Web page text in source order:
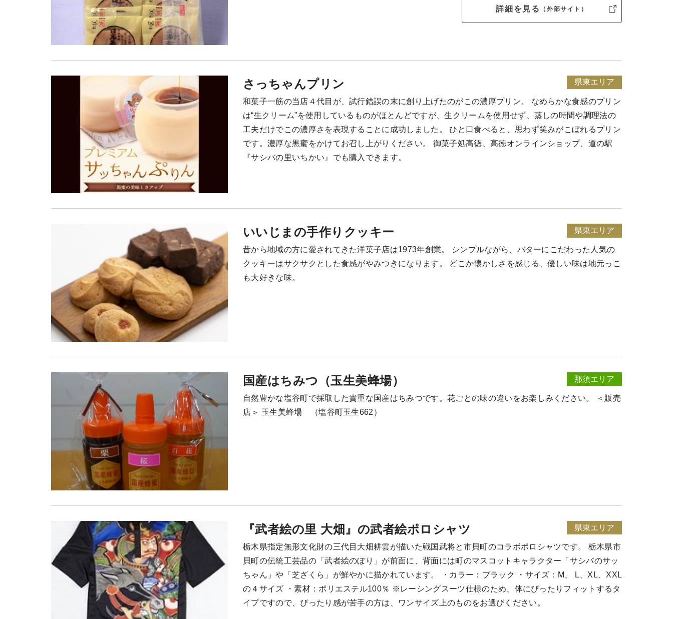
詳細を見る （外部サイト）
さっちゃんプリン 県東エリア
和菓子一筋の当店４代目が、試行錯誤の末に創り上げたのがこの濃厚プリン。 なめらかな食感のプリン
は“生クリーム”を使用しているものがほとんどですが、生クリームを使用せず、蒸しの時間や調理法の
工夫だけでこの濃厚さを表現することに成功しました。 ひと口食べると、思わず笑みがこぼれるプリン
です。濃厚な黒蜜をかけてお召し上がりください。 御菓子処高徳、高徳オンラインショップ、道の駅
『サシバの里いちかい』でも購入できます。
いいじまの手作りクッキー 県東エリア
昔から地域の方に愛されてきた洋菓子店は1973年創業。 シンプルながら、バターにこだわった人気の
クッキーはサクサクとした食感がやみつきになります。 どこか懐かしさを感じる、優しい味は地元っこ
も大好きな味。
国産はちみつ（玉生美蜂場） 那須エリア
自然豊かな塩谷町で採取した貴重な国産はちみつです。花ごとの味の違いをお楽しみください。 ＜販売
店＞ 玉生美蜂場 （塩谷町玉生662）
『武者絵の里 大畑』の武者絵ポロシャツ 県東エリア
栃木県指定無形文化財の三代目大畑耕雲が描いた戦国武将と市貝町のコラボポロシャツです。 栃木県市
貝町の伝統工芸品の「武者絵のぼり」が前面に、背面には町のマスコットキャラクター「サシバのサッ
ちゃん」や「芝ざくら」が鮮やかに描かれています。 ・カラー：ブラック ・サイズ：M、 L、XL、XXL
の４サイズ ・素材：ポリエステル100％ ※レーシングスーツ仕様のため、体にぴったりフィットするタ
イプですので、ぴったり感が苦手の方は、ワンサイズ上のものをお選びください。